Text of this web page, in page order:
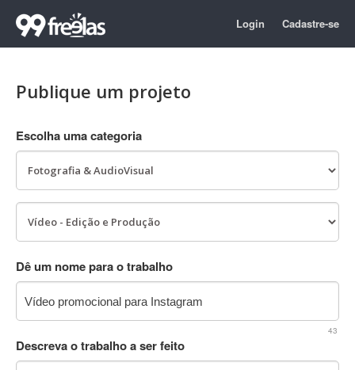
Login Cadastre-se
Publique um projeto
Escolha uma categoria
Dê um nome para o trabalho
43
Descreva o trabalho a ser feito